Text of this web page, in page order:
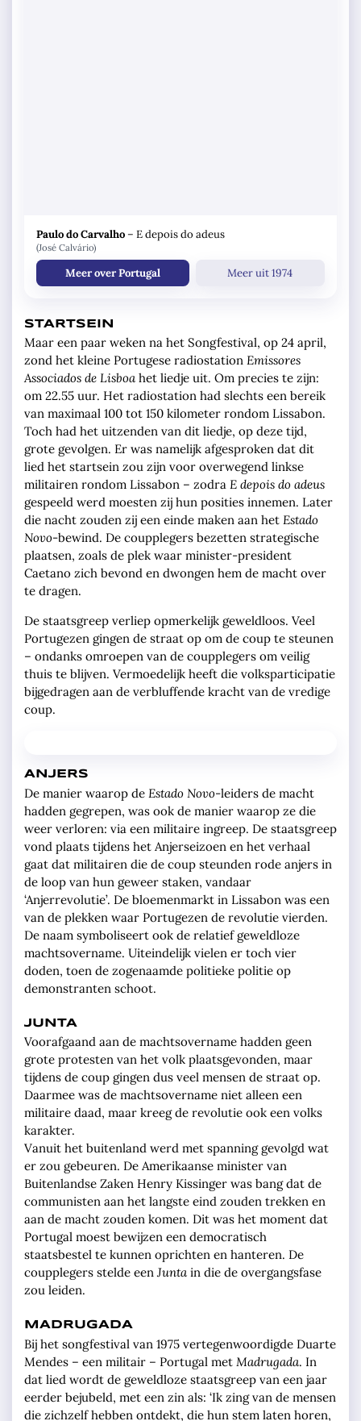
Paulo do Carvalho – E depois do adeus
(José Calvário)
Meer over Portugal Meer uit 1974
STARTSEIN
Maar een paar weken na het Songfestival, op 24 april,
zond het kleine Portugese radiostation Emissores
Associados de Lisboa het liedje uit. Om precies te zijn:
om 22.55 uur. Het radiostation had slechts een bereik
van maximaal 100 tot 150 kilometer rondom Lissabon.
Toch had het uitzenden van dit liedje, op deze tijd,
grote gevolgen. Er was namelijk afgesproken dat dit
lied het startsein zou zijn voor overwegend linkse
militairen rondom Lissabon – zodra E depois do adeus
gespeeld werd moesten zij hun posities innemen. Later
die nacht zouden zij een einde maken aan het Estado
Novo-bewind. De coupplegers bezetten strategische
plaatsen, zoals de plek waar minister-president
Caetano zich bevond en dwongen hem de macht over
te dragen.
De staatsgreep verliep opmerkelijk geweldloos. Veel
Portugezen gingen de straat op om de coup te steunen
– ondanks omroepen van de coupplegers om veilig
thuis te blijven. Vermoedelijk heeft die volksparticipatie
bijgedragen aan de verbluffende kracht van de vredige
coup.
ANJERS
De manier waarop de Estado Novo-leiders de macht
hadden gegrepen, was ook de manier waarop ze die
weer verloren: via een militaire ingreep. De staatsgreep
vond plaats tijdens het Anjerseizoen en het verhaal
gaat dat militairen die de coup steunden rode anjers in
de loop van hun geweer staken, vandaar
‘Anjerrevolutie’. De bloemenmarkt in Lissabon was een
van de plekken waar Portugezen de revolutie vierden.
De naam symboliseert ook de relatief geweldloze
machtsovername. Uiteindelijk vielen er toch vier
doden, toen de zogenaamde politieke politie op
demonstranten schoot.
JUNTA
Voorafgaand aan de machtsovername hadden geen
grote protesten van het volk plaatsgevonden, maar
tijdens de coup gingen dus veel mensen de straat op.
Daarmee was de machtsovername niet alleen een
militaire daad, maar kreeg de revolutie ook een volks
karakter.
Vanuit het buitenland werd met spanning gevolgd wat
er zou gebeuren. De Amerikaanse minister van
Buitenlandse Zaken Henry Kissinger was bang dat de
communisten aan het langste eind zouden trekken en
aan de macht zouden komen. Dit was het moment dat
Portugal moest bewijzen een democratisch
staatsbestel te kunnen oprichten en hanteren. De
coupplegers stelde eenJunta in die de overgangsfase
zou leiden.
MADRUGADA
Bij het songfestival van 1975 vertegenwoordigde Duarte
Mendes – een militair – Portugal met Madrugada. In
dat lied wordt de geweldloze staatsgreep van een jaar
eerder bejubeld, met een zin als: ‘Ik zing van de mensen
die zichzelf hebben ontdekt, die hun stem laten horen,